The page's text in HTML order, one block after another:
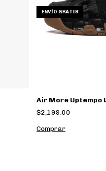
ENVÍO GRATIS
Air More Uptempo
$2,199.00
Comprar